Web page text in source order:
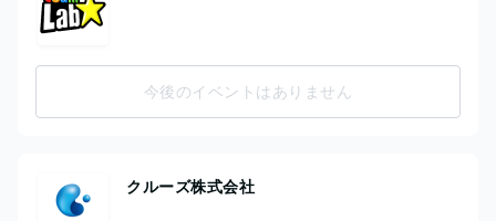
今後のイベントはありません
クルーズ株式会社